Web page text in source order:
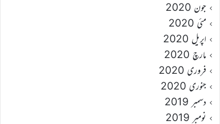
جون 2020
مئی 2020
اپریل 2020
مارچ 2020
فروری 2020
جنوری 2020
دسمبر 2019
نومبر 2019